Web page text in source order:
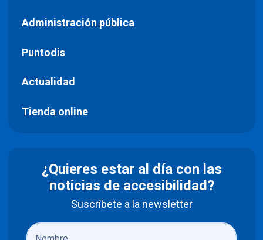
Administración pública
Puntodis
Actualidad
Tienda online
¿Quieres estar al día con las
noticias de accesibilidad?
Suscríbete a la newsletter